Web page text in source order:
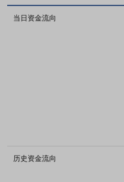
当日资金流向
历史资金流向